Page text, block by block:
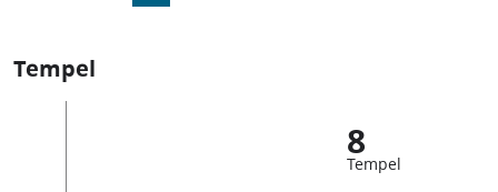
Tempel
8
Tempel